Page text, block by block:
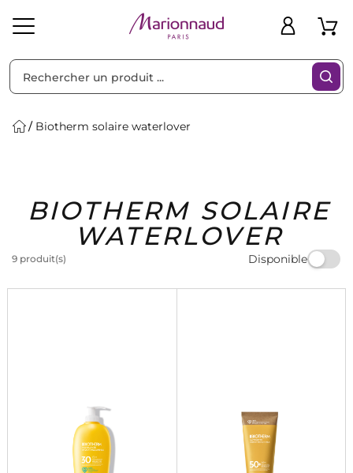
Solaire Homme Marques Idées
Cadeaux
Bons
Plans
Biotherm solaire waterlover
BIOTHERM SOLAIRE
WATERLOVER
9 produit(s) Disponible
Filtres